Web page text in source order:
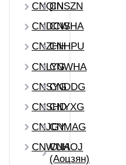
CNQINCNSZN
CNDCW
CNSHA
CNZHHCNHPU
CNLYGCNWHA
CNSYGCNDDG
CNSHDCNYXG
CNJGYCNMAG
CNWUH
CNAOJ
(Аоцзян)